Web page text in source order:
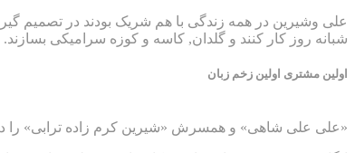
علی وشیرین در همه زندگی با هم شریک بودند در تصمیم
شبانه روز کار کنند و گلدان, کاسه و کوزه سرامیکی بسازند.
اولین مشتری اولین زخم زبان
«علی علی شاهی» و همسرش «شیرین کرم زاده ترابی» را در کارگاه